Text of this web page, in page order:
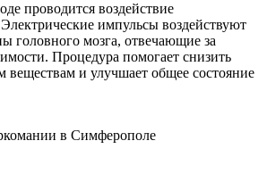
проводится воздействие
импульсы воздействуют
головного мозга, отвечающие за
Процедура помогает снизить
веществам и улучшает общее состояние
в Симферополе